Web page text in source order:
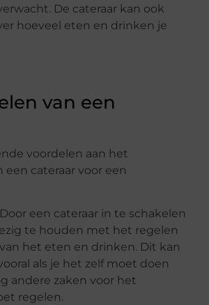
De cateraar kan ook
hoeveel eten en drinken je
van een
voordelen aan het
een cateraar voor een
een cateraar in te schakelen
te houden met het regelen
het eten en drinken. Dit kan
als je het zelf moet doen
andere zaken voor het
regelen.